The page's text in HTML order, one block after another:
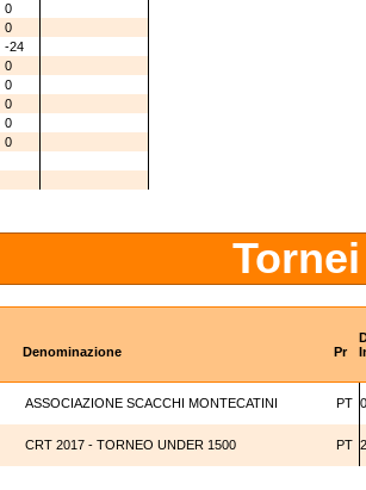
0
0
-24
0
0
0
0
0
Denominazione Pr
ASSOCIAZIONE SCACCHI MONTECATINI PT
CRT 2017 - TORNEO UNDER 1500 PT